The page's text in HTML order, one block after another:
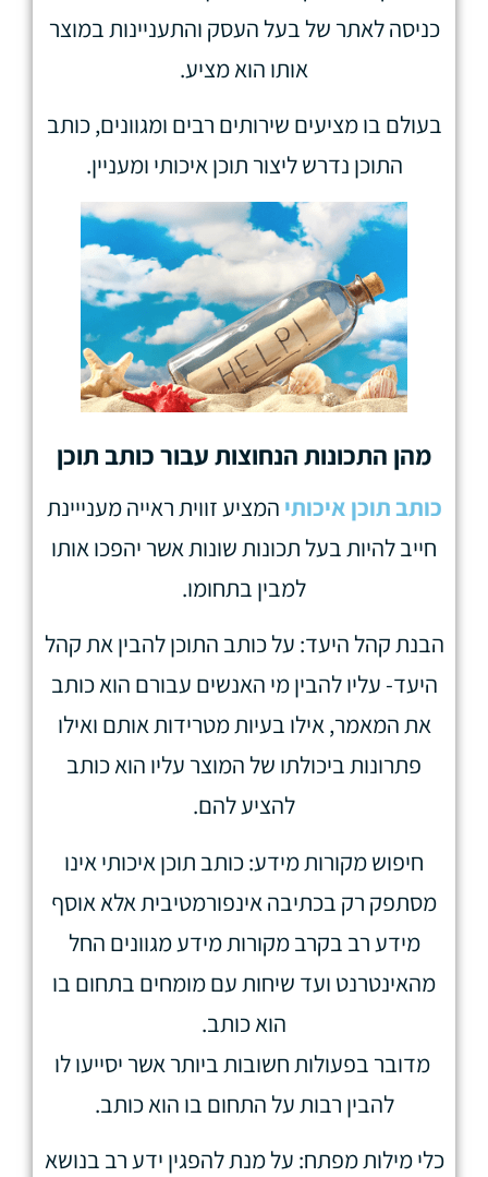
כניסה לאתר של בעל העסק והתעניינות במוצר
אותו הוא מציע.
בעולם בו מציעים שירותים רבים ומגוונים, כותב
התוכן נדרש ליצור תוכן איכותי ומעניין.
מהן התכונות הנחוצות עבור כותב תוכן
כותב תוכן איכותי המציע זווית ראייה מענייינת
חייב להיות בעל תכונות שונות אשר יהפכו אותו
למבין בתחומו.
הבנת קהל היעד: על כותב התוכן להבין את קהל
היעד- עליו להבין מי האנשים עבורם הוא כותב
את המאמר, אילו בעיות מטרידות אותם ואילו
פתרונות ביכולתו של המוצר עליו הוא כותב
להציע להם.
חיפוש מקורות מידע: כותב תוכן איכותי אינו
מסתפק רק בכתיבה אינפורמטיבית אלא אוסף
מידע רב בקרב מקורות מידע מגוונים החל
מהאינטרנט ועד שיחות עם מומחים בתחום בו
הוא כותב.
מדובר בפעולות חשובות ביותר אשר יסייעו לו
להבין רבות על התחום בו הוא כותב.
כלי מילות מפתח: על מנת להפגין ידע רב בנושא